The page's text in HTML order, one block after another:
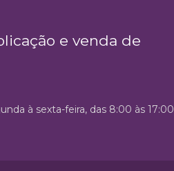
e venda de
à sexta-feira, das 8:00 às 17:00